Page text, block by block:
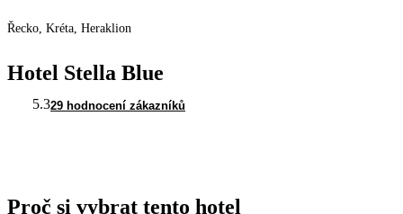
Řecko, Kréta, Heraklion
Hotel Stella Blue
5.329 hodnocení zákazníků
Proč si vybrat tento hotel